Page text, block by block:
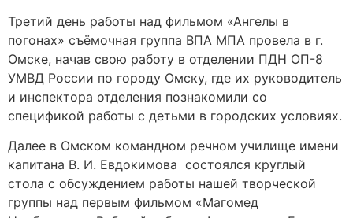
Третий день работы над фильмом «Ангелы в
погонах» съёмочная группа ВПА МПА провела в г.
Омске, начав свою работу в отделении ПДН ОП-8
УМВД России по городу Омску, где их руководитель
и инспектора отделения познакомили со
спецификой работы с детьми в городских условиях.
Далее в Омском командном речном училище имени
капитана В. И. Евдокимова состоялся круглый
стола с обсуждением работы нашей творческой
группы над первым фильмом «Магомед